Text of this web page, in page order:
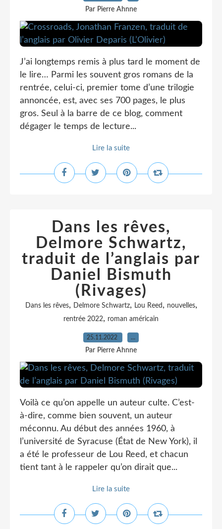
Par Pierre Ahnne
J’ai longtemps remis à plus tard le moment de
le lire… Parmi les souvent gros romans de la
rentrée, celui-ci, premier tome d’une trilogie
annoncée, est, avec ses 700 pages, le plus
gros. Seul à la barre de ce blog, comment
dégager le temps de lecture...
Lire la suite
Dans les rêves,
Delmore Schwartz,
traduit de l’anglais par
Daniel Bismuth
(Rivages)
Dans les rêves, Delmore Schwartz, Lou Reed , nouvelles,
rentrée 2022, roman américain
25.11.2022 …
Par Pierre Ahnne
Voilà ce qu’on appelle un auteur culte. C’est-
à-dire, comme bien souvent, un auteur
méconnu. Au début des années 1960, à
l’université de Syracuse (État de New York), il
a été le professeur de Lou Reed, et chacun
tient tant à le rappeler qu’on dirait que...
Lire la suite